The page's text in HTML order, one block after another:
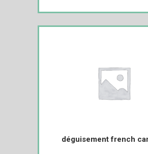
déguisement french